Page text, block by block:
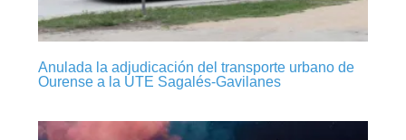
Anulada la adjudicación del transporte urbano de
Ourense a la UTE Sagalés-Gavilanes